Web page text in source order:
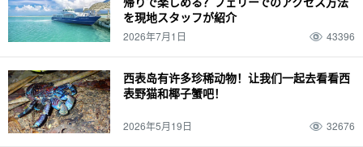
を現地スタッフが紹介
2026年7月1日 43396
西表岛有许多珍稀动物！让我们一起去看看西
表野猫和椰子蟹吧！
2026年5月19日 32676